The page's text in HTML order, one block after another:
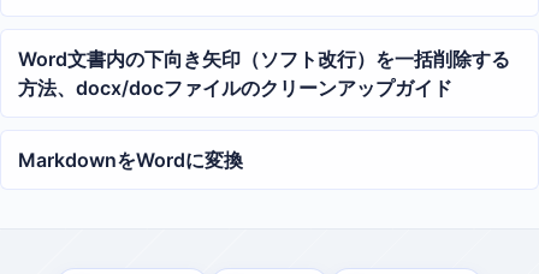
プ
Word文書内の下向き矢印（ソフト改行）を一括削除する
方法、docx/docファイルのクリーンアップガイド
MarkdownをWordに変換